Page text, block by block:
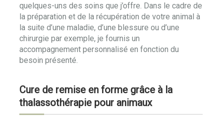
quelques-uns des soins que j’offre. Dans le cadre de
la préparation et de la récupération de votre animal à
la suite d’une maladie, d’une blessure ou d’une
chirurgie par exemple, je fournis un
accompagnement personnalisé en fonction du
besoin présenté.
Cure de remise en forme grâce à la
thalassothérapie pour animaux